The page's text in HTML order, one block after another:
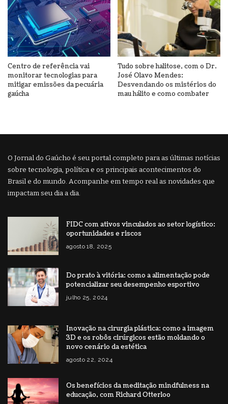
Centro de referência vai
monitorar tecnologias para
mitigar emissões da pecuária
gaúcha
Tudo sobre halitose, com o Dr.
José Olavo Mendes:
Desvendando os mistérios do
mau hálito e como combater
O Jornal do Gaúcho é seu portal completo para as últimas notícias
sobre tecnologia, política e os principais acontecimentos do
Brasil e do mundo. Acompanhe em tempo real as novidades que
impactam seu dia a dia.
FIDC com ativos vinculados ao setor logístico:
oportunidades e riscos
agosto 18, 2025
Do prato à vitória: como a alimentação pode
potencializar seu desempenho esportivo
julho 25, 2024
Inovação na cirurgia plástica: como a imagem
3D e os robôs cirúrgicos estão moldando o
novo cenário da estética
agosto 22, 2024
Os benefícios da meditação mindfulness na
educação, com Richard Otterloo